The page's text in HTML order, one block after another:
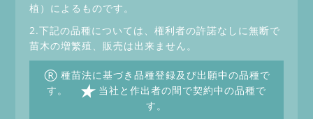
植）によるものです。
2.下記の品種については、権利者の許諾なしに無断で
苗木の増繁殖、販売は出来ません。
® 種苗法に基づき品種登録及び出願中の品種で
す。
★ 当社と作出者の間で契約中の品種で
す。